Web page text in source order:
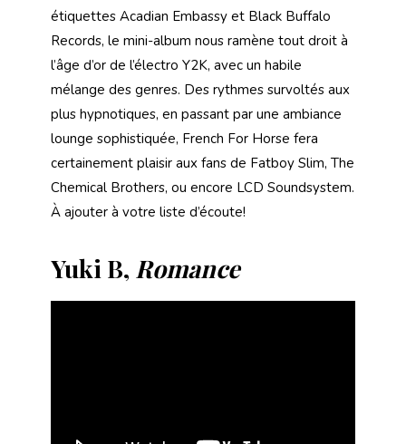
étiquettes Acadian Embassy et Black Buffalo
Records, le mini-album nous ramène tout droit à
l’âge d’or de l’électro Y2K, avec un habile
mélange des genres. Des rythmes survoltés aux
plus hypnotiques, en passant par une ambiance
lounge sophistiquée, French For Horse fera
certainement plaisir aux fans de Fatboy Slim, The
Chemical Brothers, ou encore LCD Soundsystem.
À ajouter à votre liste d’écoute!
Yuki B, Romance